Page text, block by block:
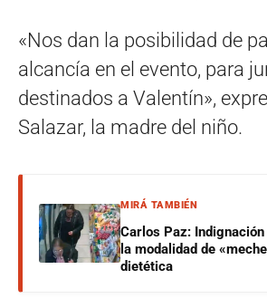
«Nos dan la posibilidad de
alcancía en el evento, para
destinados a Valentín»,
Salazar, la madre del niño.
MIRÁ TAMBIÉN
Carlos Paz:
la modalidad de
dietética